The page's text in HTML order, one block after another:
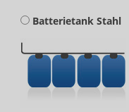
Batterietank Stahl